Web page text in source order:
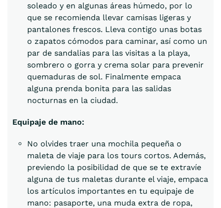
soleado y en algunas áreas húmedo, por lo
que se recomienda llevar camisas ligeras y
pantalones frescos. Lleva contigo unas botas
o zapatos cómodos para caminar, así como un
par de sandalias para las visitas a la playa,
sombrero o gorra y crema solar para prevenir
quemaduras de sol. Finalmente empaca
alguna prenda bonita para las salidas
nocturnas en la ciudad.
Equipaje de mano:
No olvides traer una mochila pequeña o
maleta de viaje para los tours cortos. Además,
previendo la posibilidad de que se te extravíe
alguna de tus maletas durante el viaje, empaca
los artículos importantes en tu equipaje de
mano: pasaporte, una muda extra de ropa,